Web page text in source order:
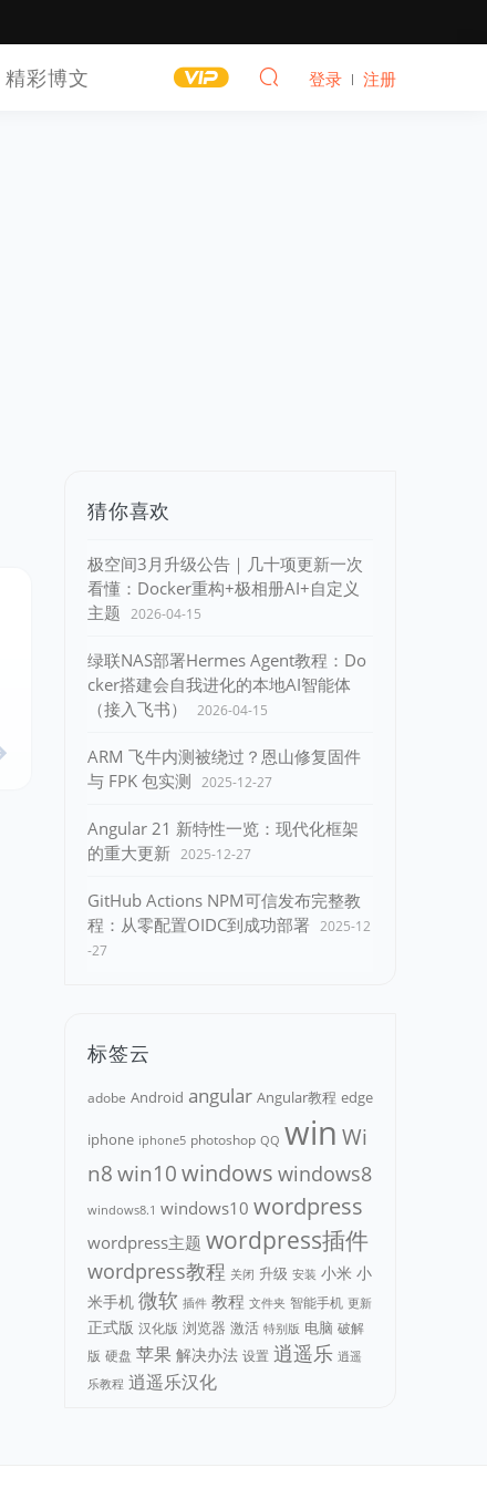
精彩博文 登录 注册
猜你喜欢
极空间3月升级公告｜几十项更新一次
看懂：Docker重构+极相册AI+自定义
主题 2026-04-15
绿联NAS部署Hermes Agent教程：Do
cker搭建会自我进化的本地AI智能体
（接入飞书）
2026-04-15
ARM 飞牛内测被绕过？恩山修复固件
与 FPK 包实测 2025-12-27
Angular 21 新特性一览：现代化框架
的重大更新 2025-12-27
GitHub Actions NPM可信发布完整教
程：从零配置OIDC到成功部署 2025-12
-27
标签云
adobe Android angular Angular教程 edge
iphone iphone5 photoshop QQ win Wi
n8win10windows windows8
windows8.1 windows10 wordpress
wordpress主题 wordpress插件
wordpress教程 关闭 升级 安装 小米 小
米手机 微软 插件 教程 文件夹 智能手机 更新
正式版 汉化版 浏览器 激活 特别版 电脑 破解
版 硬盘 苹果 解决办法 设置 逍遥乐 逍遥
乐教程 逍遥乐汉化